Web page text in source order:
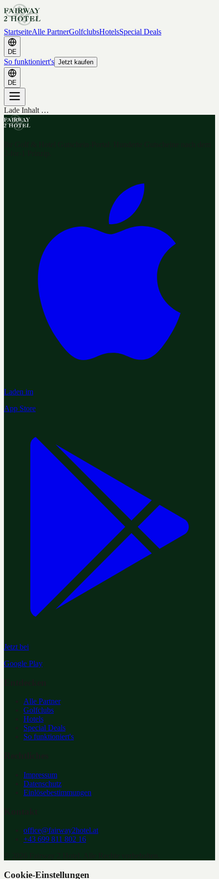
StartseiteAlle PartnerGolfclubsHotelsSpecial Deals
DE
So funktioniert's Jetzt kaufen
DE
Lade Inhalt …
Laden im
App Store
Jetzt bei
Google Play
Alle Partner
Golfclubs
Hotels
Special Deals
So funktioniert's
Impressum
Datenschutz
Einlösebestimmungen
office@fairway2hotel.at
+43 699 811 802 16
Cookie-Einstellungen